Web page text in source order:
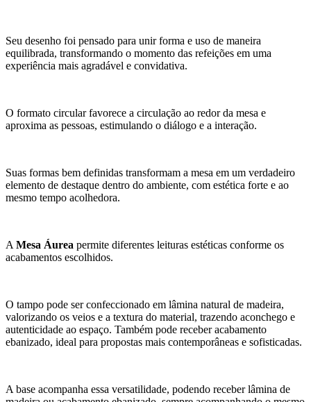
Seu desenho foi pensado para unir forma e uso de maneira
equilibrada, transformando o momento das refeições em uma
experiência mais agradável e convidativa.
O formato circular favorece a circulação ao redor da mesa e
aproxima as pessoas, estimulando o diálogo e a interação.
Suas formas bem definidas transformam a mesa em um verdadeiro
elemento de destaque dentro do ambiente, com estética forte e ao
mesmo tempo acolhedora.
A Mesa Áurea permite diferentes leituras estéticas conforme os
acabamentos escolhidos.
O tampo pode ser confeccionado em lâmina natural de madeira,
valorizando os veios e a textura do material, trazendo aconchego e
autenticidade ao espaço. Também pode receber acabamento
ebanizado, ideal para propostas mais contemporâneas e sofisticadas.
A base acompanha essa versatilidade, podendo receber lâmina de